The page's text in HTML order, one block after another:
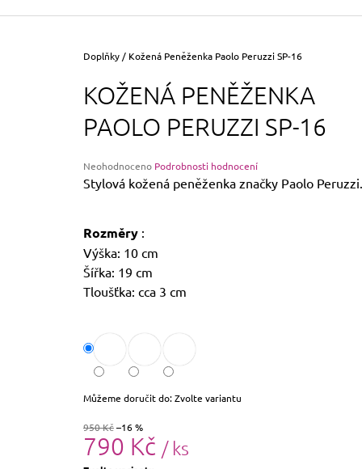
Domů
Doplňky / Kožená Peněženka Paolo Peruzzi SP-16
KOŽENÁ PENĚŽENKA
PAOLO PERUZZI SP-16
Průměrné
hodnocení
produktu
z
5
hvězdiček.
Neohodnoceno Podrobnosti hodnocení
Stylová kožená peněženka značky Paolo Peruzzi.
Rozměry :
Výška: 10 cm
Šířka: 19 cm
Tloušťka: cca 3 cm
Můžeme doručit do:Zvolte variantu
950 Kč–16 %
790 Kč / ks